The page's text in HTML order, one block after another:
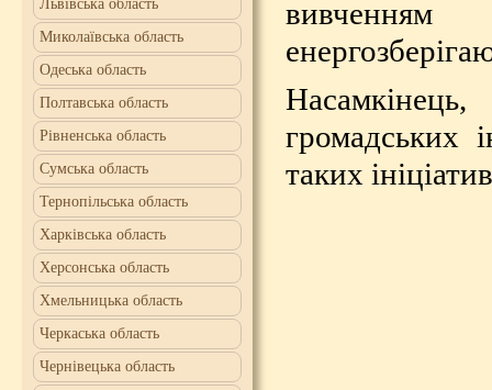
Львівська область
Миколаївська область
Одеська область
Полтавська область
Рівненська область
Сумська область
Тернопільська область
Харківська область
Херсонська область
Хмельницька область
Черкаська область
Чернівецька область
вивченням
громадських
таких